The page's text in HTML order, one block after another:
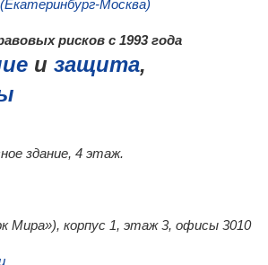
Москва)
рисков с 1993 года
и защита,
здание, 4 этаж.
Мира»), корпус 1, этаж 3, офисы 3010